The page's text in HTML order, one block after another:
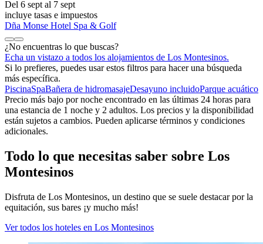
Del 6 sept al 7 sept
incluye tasas e impuestos
Dña Monse Hotel Spa & Golf
¿No encuentras lo que buscas?
Echa un vistazo a todos los alojamientos de Los Montesinos.
Si lo prefieres, puedes usar estos filtros para hacer una búsqueda
más específica.
PiscinaSpaBañera de hidromasajeDesayuno incluidoParque acuático
Precio más bajo por noche encontrado en las últimas 24 horas para
una estancia de 1 noche y 2 adultos. Los precios y la disponibilidad
están sujetos a cambios. Pueden aplicarse términos y condiciones
adicionales.
Todo lo que necesitas saber sobre Los
Montesinos
Disfruta de Los Montesinos, un destino que se suele destacar por la
equitación, sus bares ¡y mucho más!
Ver todos los hoteles en Los Montesinos